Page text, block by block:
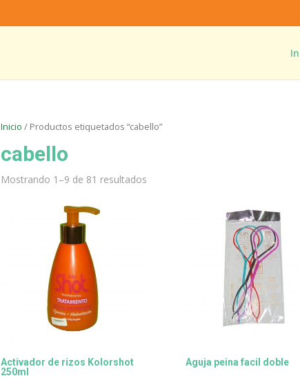
Inicio / Productos etiquetados “cabello”
cabello
Mostrando 1–9 de 81 resultados
Activador de rizos Kolorshot
250ml
Aguja peina facil doble